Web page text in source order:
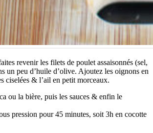
revenir les filets de poulet assaisonnés (sel,
un peu d’huile d’olive. Ajoutez les oignons en
ciselées & l’ail en petit morceaux.
ou la bière, puis les sauces & enfin le
pression pour 45 minutes, soit 3h en cocotte